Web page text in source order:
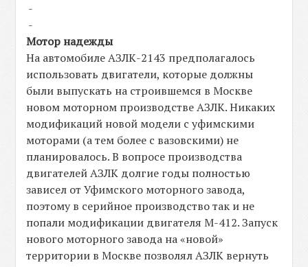
-
-
Мотор надежды
На автомобиле АЗЛК-2143 предполагалось
использовать двигатели, которые должны
были выпускать на строившемся в Москве
новом моторном производстве АЗЛК. Никаких
модификаций новой модели с уфимскими
моторами (а тем более с вазовскими) не
планировалось. В вопросе производства
двигателей АЗЛК долгие годы полностью
зависел от Уфимского моторного завода,
поэтому в серийное производство так и не
попали модификации двигателя М-412. Запуск
нового моторного завода на «новой»
территории в Москве позволял АЗЛК вернуть